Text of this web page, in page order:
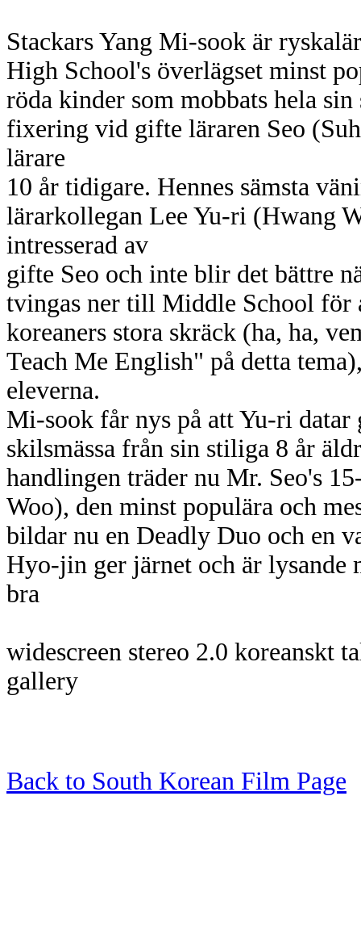
Stackars Yang Mi-sook är
High School's överlägset minst
röda kinder som mobbats hela
fixering vid gifte läraren Seo
lärare
10 år tidigare. Hennes sämsta
lärarkollegan Lee Yu-ri (Hwang
intresserad av
gifte Seo och inte blir det bättre
tvingas ner till Middle School för
koreaners stora skräck (ha, ha,
Teach Me English" på detta
eleverna.
Mi-sook får nys på att Yu-ri datar
skilsmässa från sin stiliga 8 år
handlingen träder nu Mr. Seo's
Woo), den minst populära och
bildar nu en Deadly Duo och en
Hyo-jin ger järnet och är lysande
bra
widescreen stereo 2.0 koreanskt
gallery
Back to South Korean Film Page